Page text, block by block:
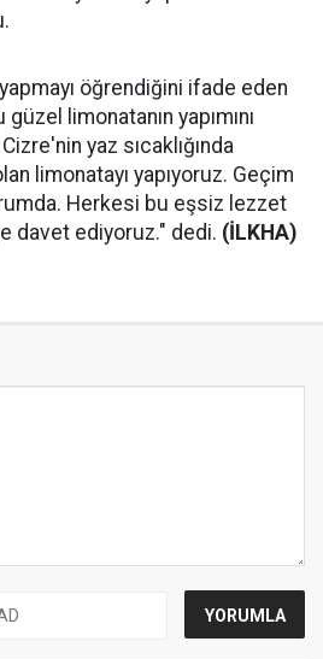
öğrendiğini ifade eden
limonatanın yapımını
yaz sıcaklığında
limonatayı yapıyoruz. Geçim
Herkesi bu eşsiz lezzet
davet ediyoruz." dedi. (İLKHA)